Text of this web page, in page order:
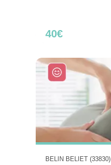
40€
BELIN BELIET (33830)